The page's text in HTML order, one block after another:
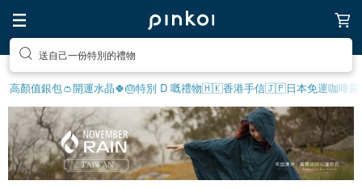
送自己一份特別的禮物
高顏值銀包👛開運水晶🍀🎂特別 D 嘅禮物🇭🇰香港手信🇯🇵日本免運咖啡嚴